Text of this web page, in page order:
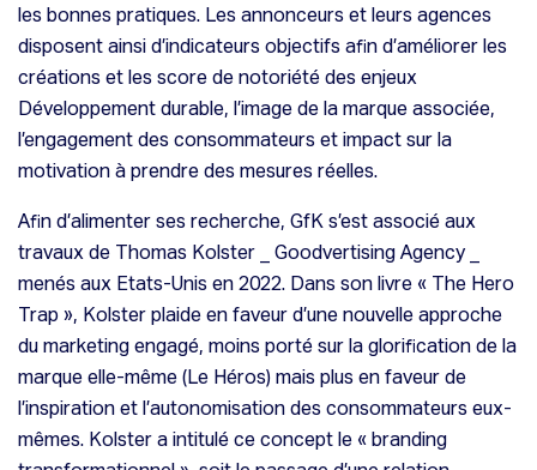
les bonnes pratiques. Les annonceurs et leurs agences
disposent ainsi d’indicateurs objectifs afin d’améliorer les
créations et les score de notoriété des enjeux
Développement durable, l’image de la marque associée,
l’engagement des consommateurs et impact sur la
motivation à prendre des mesures réelles.
Afin d’alimenter ses recherche, GfK s’est associé aux
travaux de Thomas Kolster _ Goodvertising Agency _
menés aux Etats-Unis en 2022. Dans son livre « The Hero
Trap», Kolster plaide en faveur d’une nouvelle approche
du marketing engagé, moins porté sur la glorification de la
marque elle-même (Le Héros) mais plus en faveur de
l’inspiration et l’autonomisation des consommateurs eux-
mêmes. Kolster a intitulé ce concept le « branding